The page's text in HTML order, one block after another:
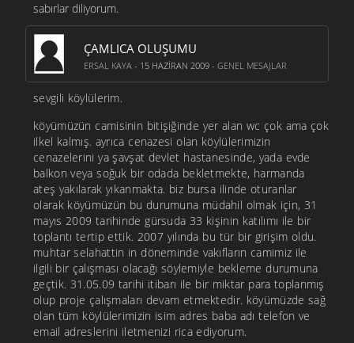
sabırlar diliyorum.
ÇAMLICA OLUŞUMU
ERSAL KAYA - 15 HAZIRAN 2009 - GENEL MESAJLAR
sevgili köylülerim.
köyümüzün camisinin bitişiğinde yer alan wc çok ama çok
ilkel kalmış. ayrıca cenazesi olan köylülerimizin
cenazelerini ya şavşat devlet hastanesinde, yada evde
balkon veya soğuk bir odada bekletmekte, harmanda
ateş yakılarak yıkanmakta. biz bursa ilinde oturanlar
olarak köyümüzün bu durumuna müdahil olmak için, 31
mayıs 2009 tarihinde gürsuda 33 kişinin katılımı ile bir
toplantı tertip ettik. 2007 yılında bu tür bir girişim oldu.
muhtar selahattin in döneminde vakıfların camimiz ile
ilgili bir çalışması olacağı söylemiyle bekleme durumuna
geçtik. 31.05.09 tarihi itibarı ile bir miktar para toplanmış
olup proje çalışmaları devam etmektedir. köyümüzde sağ
olan tüm köylülerimizin isim adres baba adı telefon ve
email adreslerini iletmenizi rica ediyorum.